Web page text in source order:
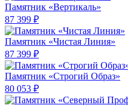
Памятник «Вертикаль»
87 399 ₽
Памятник «Чистая Линия»
87 399 ₽
Памятник «Строгий Образ»
80 053 ₽